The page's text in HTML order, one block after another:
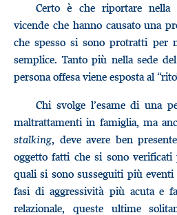
Certo è che riportare nella
vicende che hanno causato una
che spesso si sono protratti per
semplice. Tanto più nella sede
persona offesa viene esposta al
Chi svolge l’esame di una
maltrattamenti in famiglia, ma
stalking, deve avere ben
oggetto fatti che si sono
quali si sono susseguiti più eventi
fasi di aggressività più acuta e
relazionale, queste ultime